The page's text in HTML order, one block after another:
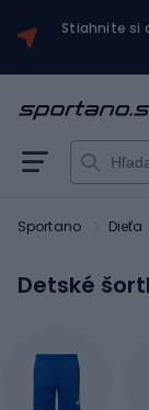
Stiahnite si
Sportano Dieťa
Detské